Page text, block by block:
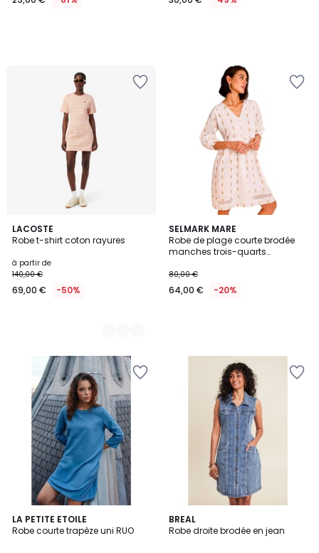
LACOSTE
Robe t-shirt coton rayures
à partir de
140,00 €
69,00 € -50%
2
Couleurs
SELMARK MARE
Robe de plage courte brodée
manches trois-quarts
80,00 €
64,00 € -20%
LA PETITE ETOILE
Robe courte trapèze uni RUO
BREAL
Robe droite brodée en jean
1
/